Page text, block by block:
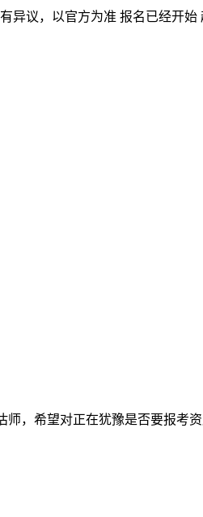
议，以官方为准 报名已经开
，希望对正在犹豫是否要报考